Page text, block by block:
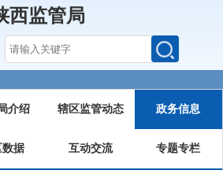
西监管局
介绍 辖区监管动态 政务信息
数据 互动交流 专题专栏